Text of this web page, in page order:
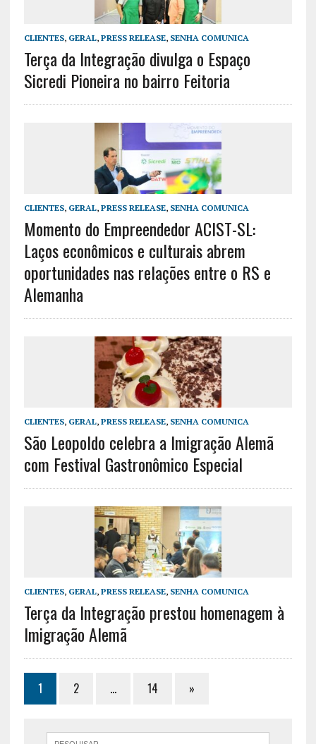
CLIENTES, GERAL, PRESS RELEASE, SENHA COMUNICA
Terça da Integração divulga o Espaço
Sicredi Pioneira no bairro Feitoria
CLIENTES, GERAL, PRESS RELEASE, SENHA COMUNICA
Momento do Empreendedor ACIST-SL:
Laços econômicos e culturais abrem
oportunidades nas relações entre o RS e
Alemanha
CLIENTES, GERAL, PRESS RELEASE, SENHA COMUNICA
São Leopoldo celebra a Imigração Alemã
com Festival Gastronômico Especial
CLIENTES, GERAL, PRESS RELEASE, SENHA COMUNICA
Terça da Integração prestou homenagem à
Imigração Alemã
1 2 … 14 »